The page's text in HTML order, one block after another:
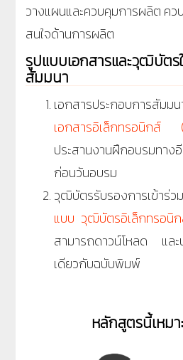
วางแผนและควบคุมการผลิต ค
สนใจด้านการผลิต
รูปแบบเอกสารและวุฒิบัตร
สัมมนา
เอกสารประกอบการสัม
เอกสารอิเล็กทรอนิกส์
ประสานงานฝึกอบรมทา
ก่อนวันอบรม
วุฒิบัตรรับรองการเข้าร่ว
แบบ วุฒิบัตรอิเล็กทรอนิ
สามารถดาวน์โหลด และ
เดียวกับฉบับพิมพ์
หลักสูตรนี้เหม